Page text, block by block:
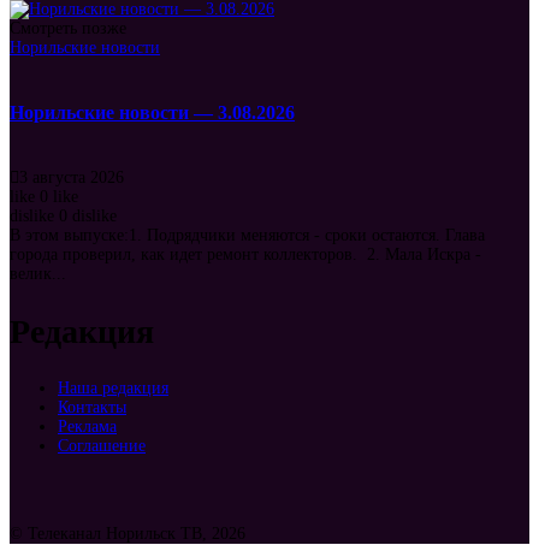
Смотреть позже
Норильские новости
Норильские новости — 3.08.2026
3 августа 2026
like
0
like
dislike
0 dislike
В этом выпуске:1. Подрядчики меняются - сроки остаются. Глава
города проверил, как идет ремонт коллекторов. 2. Мала Искра -
велик...
Редакция
Наша редакция
Контакты
Реклама
Соглашение
© Телеканал Норильск ТВ, 2026